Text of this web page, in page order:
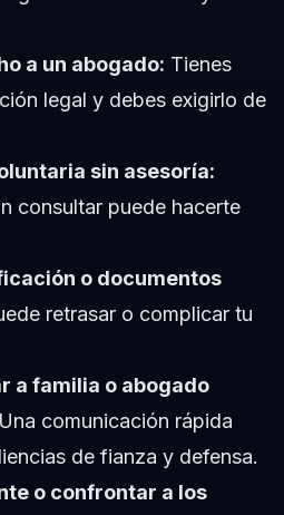
a un abogado: Tienes
legal y debes exigirlo de
sin asesoría:
consultar puede hacerte
o documentos
retrasar o complicar tu
a familia o abogado
Una comunicación rápida
de fianza y defensa.
o confrontar a los